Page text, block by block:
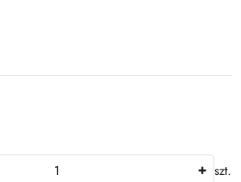
szt.